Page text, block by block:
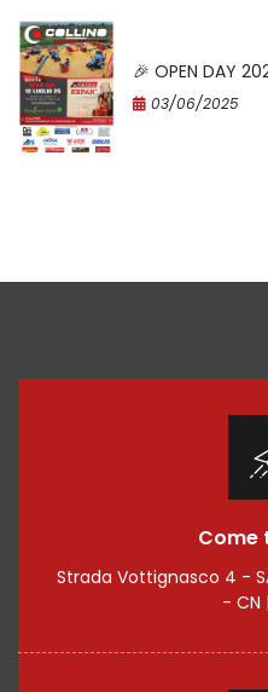
🎉 OPEN DAY
03/06/2025
Come
Strada Vottignasco 4 -
- CN